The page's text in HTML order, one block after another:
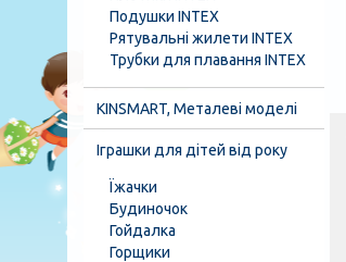
Подушки INTEX
Рятувальні жилети INTEX
Трубки для плавання INTEX
KINSMART, Металеві моделі
Іграшки для дітей від року
Їжачки
Будиночок
Гойдалка
Горщики